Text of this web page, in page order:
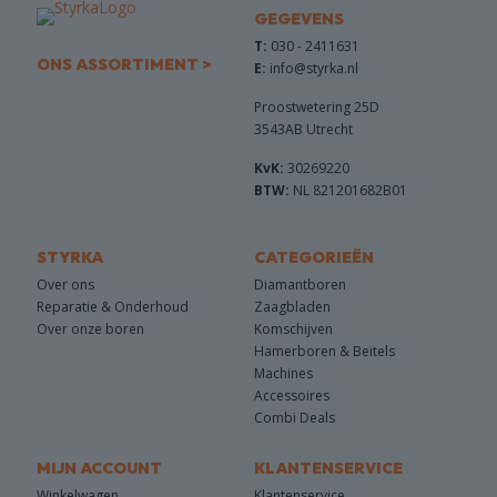
ONS ASSORTIMENT >
GEGEVENS
T: 030 - 2411631
E: info@styrka.nl
Proostwetering 25D
3543AB Utrecht
KvK: 30269220
BTW: NL 821201682B01
STYRKA
Over ons
Reparatie & Onderhoud
Over onze boren
CATEGORIEËN
Diamantboren
Zaagbladen
Komschijven
Hamerboren & Beitels
Machines
Accessoires
Combi Deals
MIJN ACCOUNT KLANTENSERVICE